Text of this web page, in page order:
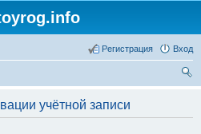
Вход
Регистрация
учётной записи